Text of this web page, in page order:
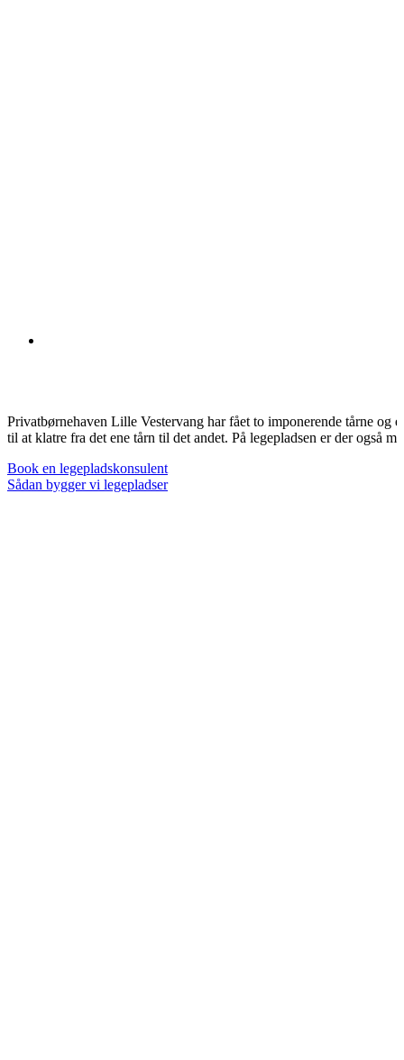
Privatbørnehaven Lille Vestervang har fået to imponerende tårne og
til at klatre fra det ene tårn til det andet. På legepladsen er der også
Book en legepladskonsulent
Sådan bygger vi legepladser